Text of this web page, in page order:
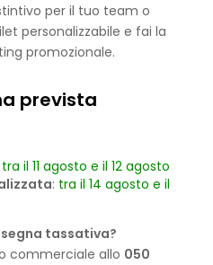
per il tuo team o
personalizzabile e fai la
promozionale.
prevista
tra il 11 agosto e il 12 agosto
: tra il 14 agosto e il
tassativa?
commerciale allo 050